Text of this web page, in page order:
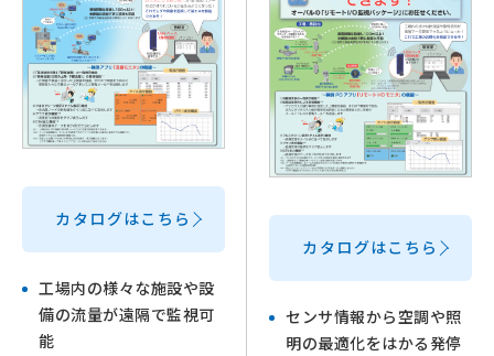
カタログはこちら
工場内の様々な施設や設
備の流量が遠隔で監視可
能
カタログはこちら
センサ情報から空調や照
明の最適化をはかる発停